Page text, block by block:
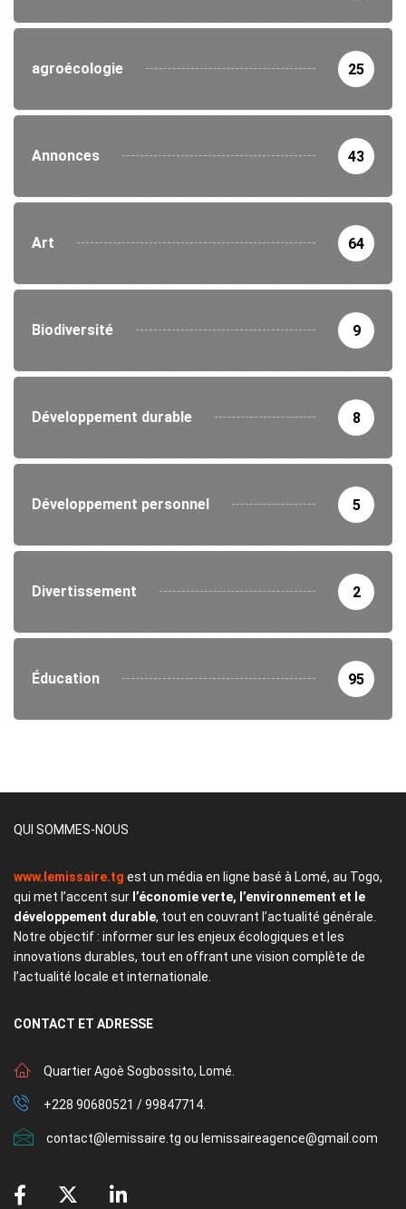
agroécologie 25
Annonces 43
Art 64
Biodiversité 9
Développement durable 8
Développement personnel 5
Divertissement 2
Éducation 95
QUI SOMMES-NOUS
www.lemissaire.tg est un média en ligne basé à Lomé, au Togo,
qui met l’accent sur l’économie verte, l’environnement et le
développement durable, tout en couvrant l’actualité générale.
Notre objectif : informer sur les enjeux écologiques et les
innovations durables, tout en offrant une vision complète de
l’actualité locale et internationale.
CONTACT ET ADRESSE
Quartier Agoè Sogbossito, Lomé.
+228 90680521 / 99847714.
contact@lemissaire.tg ou lemissaireagence@gmail.com